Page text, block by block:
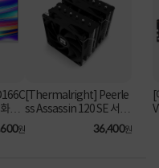
이
원
[Thermalright] Peerle
ss Assassin 120 SE 서린
[CPU쿨러] [블랙]36,400원